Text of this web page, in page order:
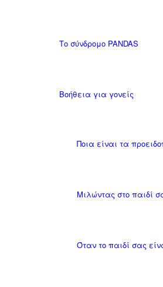
Το σύνδρομο PANDAS
Βοήθεια για γονείς
Ποια είναι τα
Μιλώντας στο παιδί
Όταν το παιδί σας